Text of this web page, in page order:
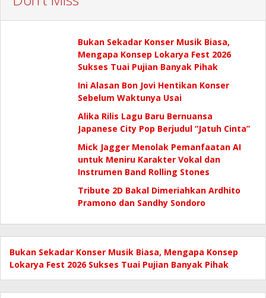
Bukan Sekadar Konser Musik Biasa,
Mengapa Konsep Lokarya Fest 2026
Sukses Tuai Pujian Banyak Pihak
Ini Alasan Bon Jovi Hentikan Konser
Sebelum Waktunya Usai
Alika Rilis Lagu Baru Bernuansa
Japanese City Pop Berjudul “Jatuh Cinta”
Mick Jagger Menolak Pemanfaatan AI
untuk Meniru Karakter Vokal dan
Instrumen Band Rolling Stones
Tribute 2D Bakal Dimeriahkan Ardhito
Pramono dan Sandhy Sondoro
Bukan Sekadar Konser Musik Biasa, Mengapa Konsep
Lokarya Fest 2026 Sukses Tuai Pujian Banyak Pihak